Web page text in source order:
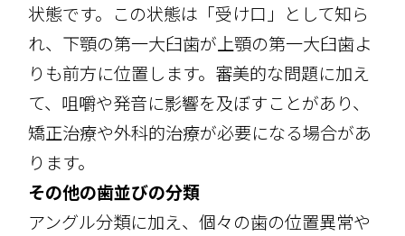
状態です。この状態は「受け口」として知ら
れ、下顎の第一大臼歯が上顎の第一大臼歯よ
りも前方に位置します。審美的な問題に加え
て、咀嚼や発音に影響を及ぼすことがあり、
矯正治療や外科的治療が必要になる場合があ
ります。
その他の歯並びの分類
アングル分類に加え、個々の歯の位置異常や